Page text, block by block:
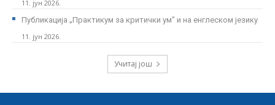
11. јун 2026.
Публикација „Практикум за критички ум” и на енглеском језику
11. јун 2026.
Учитај још